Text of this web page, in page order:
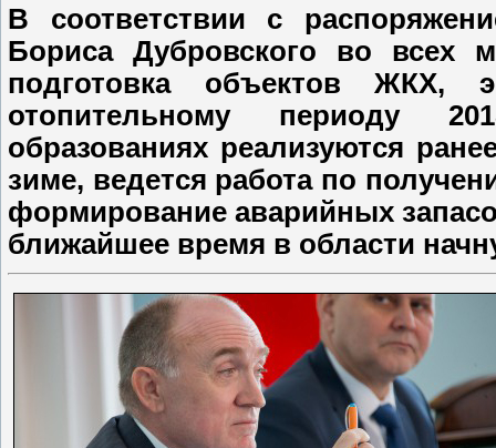
В соответствии с
Бориса Дубровского во всех
подготовка объектов ЖКХ,
отопительному периоду
образованиях реализуются
зиме, ведется работа по
формирование аварийных
ближайшее время в области